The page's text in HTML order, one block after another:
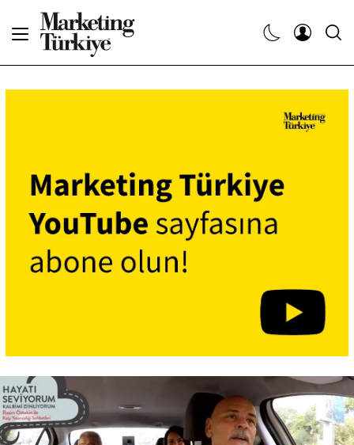
Dergiler
Etkinlikler
Araştırma